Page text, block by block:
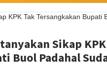
Sikap
Buol Padahal